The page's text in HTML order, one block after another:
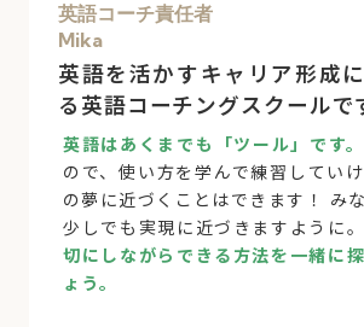
英語コーチ責任者
Mika
英語を活かすキャリア形成
る英語コーチングスクールで
英語はあくまでも「ツール」です。
ので、使い方を学んで練習してい
の夢に近づくことはできます！ み
少しでも実現に近づきますように
切にしながらできる方法を一緒に
ょう。